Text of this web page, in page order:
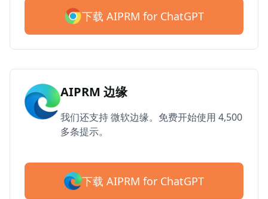
下载 AIPRM for ChatGPT
AIPRM 边缘
我们还支持 微软边缘。免费开始使用 4,500
多条提示。
下载 AIPRM for ChatGPT